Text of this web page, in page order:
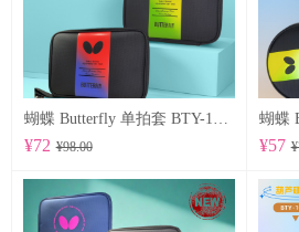
¥72 ¥98.00 ¥57